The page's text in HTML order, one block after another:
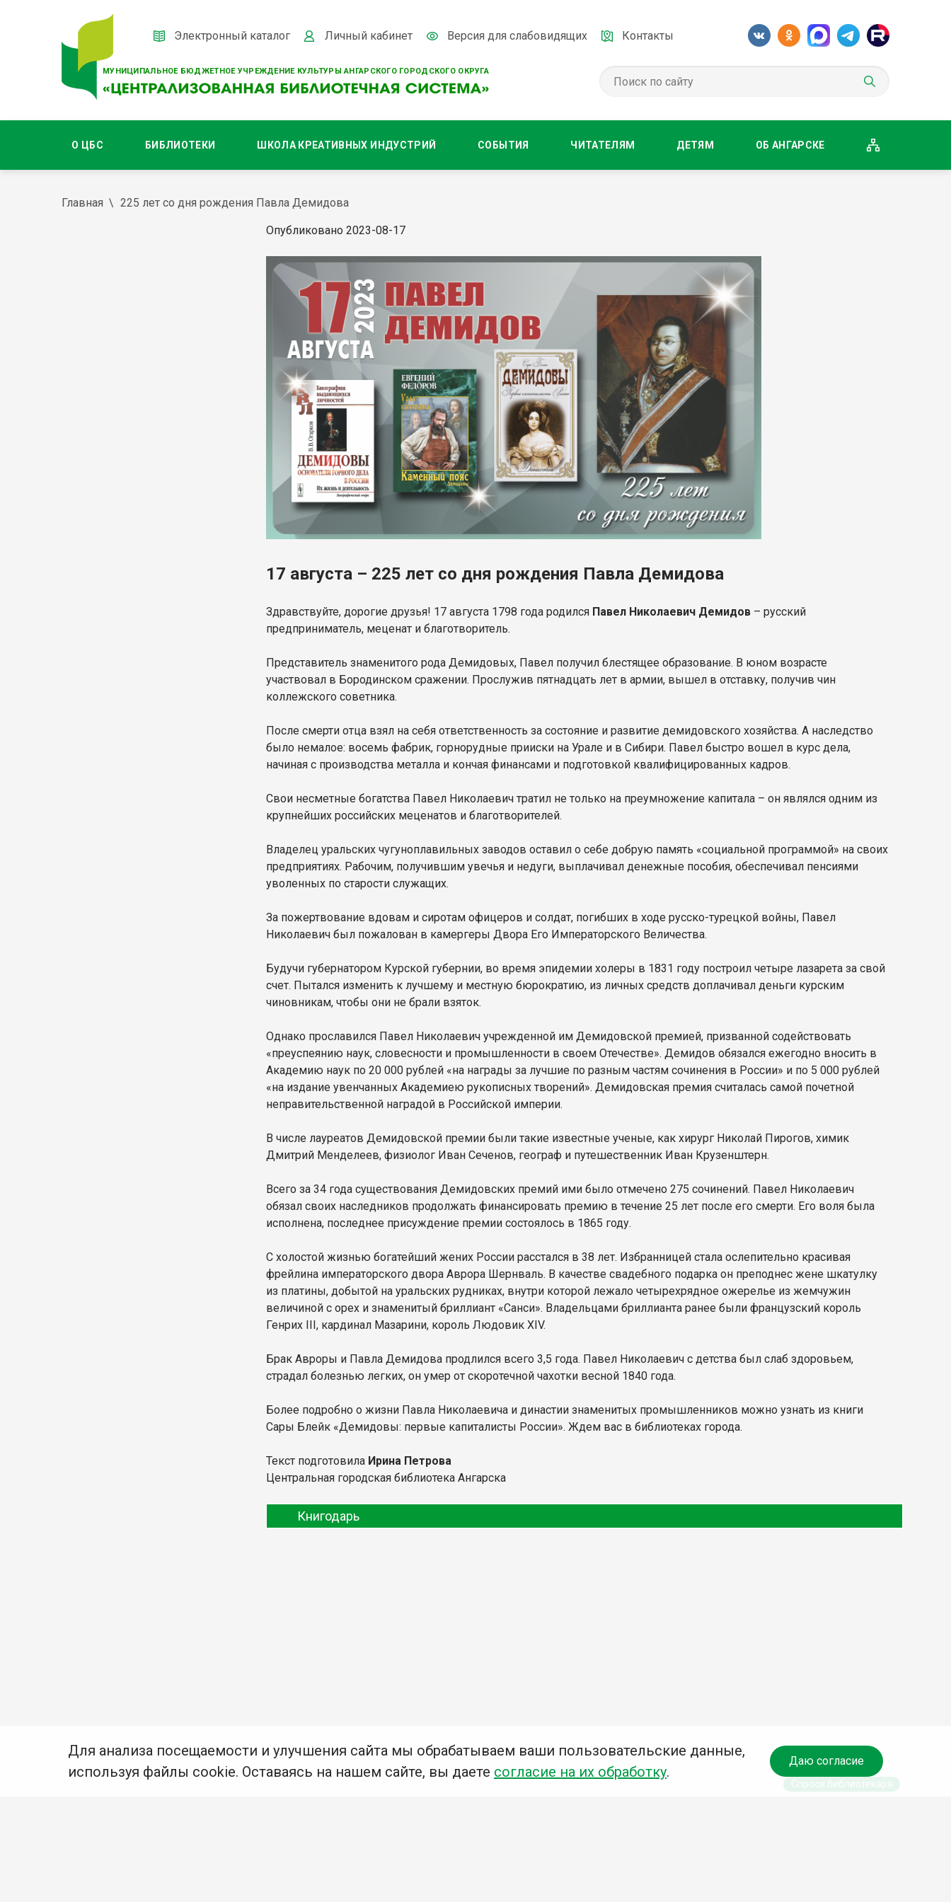
МУНИЦИПАЛЬНОЕ БЮДЖЕТНОЕ УЧРЕЖДЕНИЕ КУЛЬТУРЫ АНГАРСКОГО ГОРОДСКОГО ОКРУГА
Электронный каталог Личный кабинет Версия для слабовидящих Контакты
О ЦБС БИБЛИОТЕКИ ШКОЛА КРЕАТИВНЫХ ИНДУСТРИЙ СОБЫТИЯ ЧИТАТЕЛЯМ ДЕТЯМ ОБ АНГАРСКЕ
Главная 225 лет со дня рождения Павла Демидова
Опубликовано 2023-08-17
17 августа – 225 лет со дня рождения Павла Демидова
Здравствуйте, дорогие друзья! 17 августа 1798 года родился Павел Николаевич Демидов – русский
предприниматель, меценат и благотворитель.
Представитель знаменитого рода Демидовых, Павел получил блестящее образование. В юном возрасте
участвовал в Бородинском сражении. Прослужив пятнадцать лет в армии, вышел в отставку, получив чин
коллежского советника.
После смерти отца взял на себя ответственность за состояние и развитие демидовского хозяйства. А наследство
было немалое: восемь фабрик, горнорудные прииски на Урале и в Сибири. Павел быстро вошел в курс дела,
начиная с производства металла и кончая финансами и подготовкой квалифицированных кадров.
Свои несметные богатства Павел Николаевич тратил не только на преумножение капитала – он являлся одним из
крупнейших российских меценатов и благотворителей.
Владелец уральских чугуноплавильных заводов оставил о себе добрую память «социальной программой» на своих
предприятиях. Рабочим, получившим увечья и недуги, выплачивал денежные пособия, обеспечивал пенсиями
уволенных по старости служащих.
За пожертвование вдовам и сиротам офицеров и солдат, погибших в ходе русско-турецкой войны, Павел
Николаевич был пожалован в камергеры Двора Его Императорского Величества.
Будучи губернатором Курской губернии, во время эпидемии холеры в 1831 году построил четыре лазарета за свой
счет. Пытался изменить к лучшему и местную бюрократию, из личных средств доплачивал деньги курским
чиновникам, чтобы они не брали взяток.
Однако прославился Павел Николаевич учрежденной им Демидовской премией, призванной содействовать
«преуспеянию наук, словесности и промышленности в своем Отечестве». Демидов обязался ежегодно вносить в
Академию наук по 20 000 рублей «на награды за лучшие по разным частям сочинения в России» и по 5 000 рублей
«на издание увенчанных Академиею рукописных творений». Демидовская премия считалась самой почетной
неправительственной наградой в Российской империи.
В числе лауреатов Демидовской премии были такие известные ученые, как хирург Николай Пирогов, химик
Дмитрий Менделеев, физиолог Иван Сеченов, географ и путешественник Иван Крузенштерн.
Всего за 34 года существования Демидовских премий ими было отмечено 275 сочинений. Павел Николаевич
обязал своих наследников продолжать финансировать премию в течение 25 лет после его смерти. Его воля была
исполнена, последнее присуждение премии состоялось в 1865 году.
С холостой жизнью богатейший жених России расстался в 38 лет. Избранницей стала ослепительно красивая
фрейлина императорского двора Аврора Шернваль. В качестве свадебного подарка он преподнес жене шкатулку
из платины, добытой на уральских рудниках, внутри которой лежало четырехрядное ожерелье из жемчужин
величиной с орех и знаменитый бриллиант «Санси». Владельцами бриллианта ранее были французский король
Генрих III, кардинал Мазарини, король Людовик XIV.
Брак Авроры и Павла Демидова продлился всего 3,5 года. Павел Николаевич с детства был слаб здоровьем,
страдал болезнью легких, он умер от скоротечной чахотки весной 1840 года.
Более подробно о жизни Павла Николаевича и династии знаменитых промышленников можно узнать из книги
Сары Блейк «Демидовы: первые капиталисты России». Ждем вас в библиотеках города.
Текст подготовила Ирина Петрова
Центральная городская библиотека Ангарска
Книгодарь
Для анализа посещаемости и улучшения сайта мы обрабатываем ваши пользовательские данные,
используя файлы cookie. Оставаясь на нашем сайте, вы даете согласие на их обработку.
Даю согласие
Спроси библиотекаря